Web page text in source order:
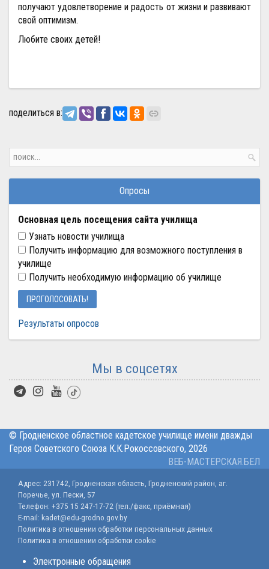
получают удовлетворение и радость от жизни и развивают
свой оптимизм.
Любите своих детей!
поделиться в:
Опросы
Основная цель посещения сайта училища
Узнать новости училища
Получить информацию для возможного поступления в
училище
Получить необходимую информацию об училище
ПРОГОЛОСОВАТЬ!
Результаты опросов
Мы в соцсетях
© Гродненское областное кадетское училище имени дважды
Героя Советского Союза К.К.Рокоссовского, 2026
ВЕБ-МАСТЕРСКАЯ.БЕЛ
Адрес: 231742, Гродненская область, Гродненский район, аг.
Поречье, ул. Пески, 57
Телефон: +375 15 247-17-72 (тел./факс, приёмная)
E-mail: kadet@edu-grodno.gov.by
Политика в отношении обработки персональных данных
Политика в отношении обработки cookie
Электронные обращения